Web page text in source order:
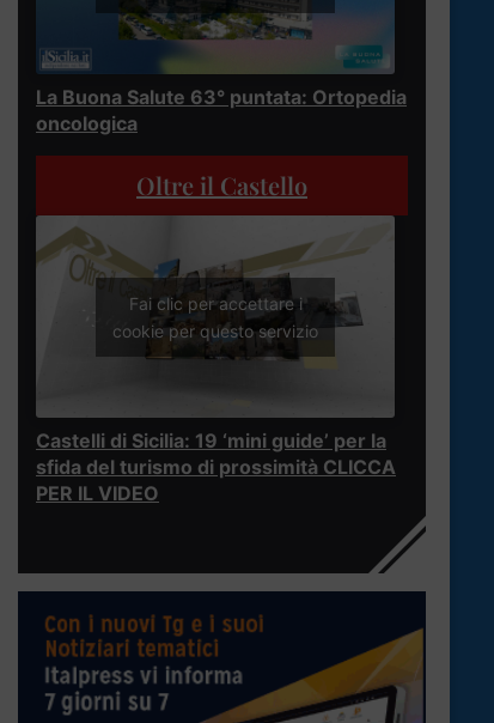
La Buona Salute 63° puntata: Ortopedia
oncologica
Oltre il Castello
Fai clic per accettare i
cookie per questo servizio
Castelli di Sicilia: 19 ‘mini guide’ per la
sfida del turismo di prossimità CLICCA
PER IL VIDEO